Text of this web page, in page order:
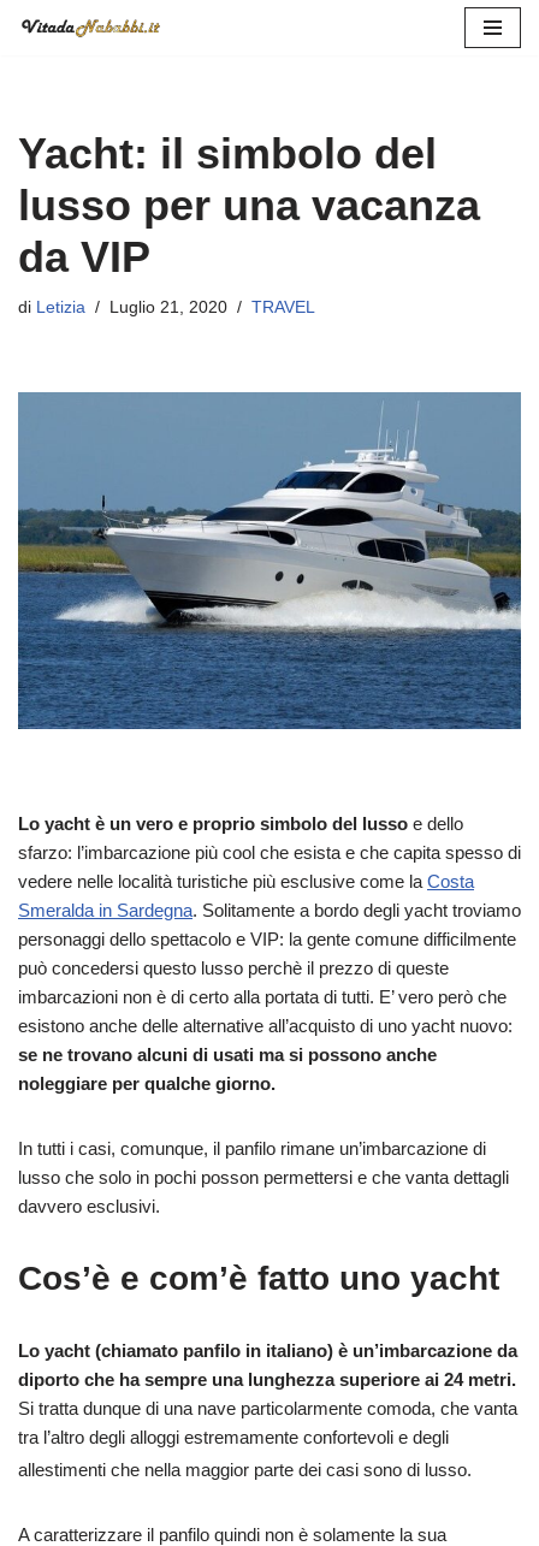
Yacht: il simbolo del
lusso per una vacanza
da VIP
di Letizia Luglio 21, 2020 TRAVEL
Lo yacht è un vero e proprio simbolo del lusso e dello
sfarzo: l’imbarcazione più cool che esista e che capita spesso di
vedere nelle località turistiche più esclusive come la Costa
Smeralda in Sardegna. Solitamente a bordo degli yacht troviamo
personaggi dello spettacolo e VIP: la gente comune difficilmente
può concedersi questo lusso perchè il prezzo di queste
imbarcazioni non è di certo alla portata di tutti. E’ vero però che
esistono anche delle alternative all’acquisto di uno yacht nuovo:
se ne trovano alcuni di usati ma si possono anche
noleggiare per qualche giorno.
In tutti i casi, comunque, il panfilo rimane un’imbarcazione di
lusso che solo in pochi posson permettersi e che vanta dettagli
davvero esclusivi.
Cos’è e com’è fatto uno yacht
Lo yacht (chiamato panfilo in italiano) è un’imbarcazione da
diporto che ha sempre una lunghezza superiore ai 24 metri.
Si tratta dunque di una nave particolarmente comoda, che vanta
tra l’altro degli alloggi estremamente confortevoli e degli
allestimenti che nella maggior parte dei casi sono di lusso.
A caratterizzare il panfilo quindi non è solamente la sua